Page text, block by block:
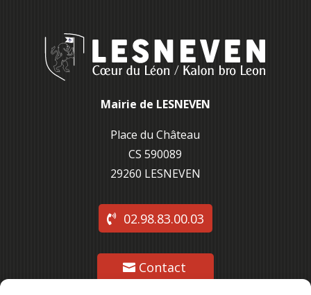
Mairie de LESNEVEN
Place du Château
CS 590089
29260 LESNEVEN
02.98.83.00.03
Contact